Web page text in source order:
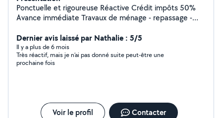
Ponctuelle et rigoureuse Réactive Crédit impôts 50%
Avance immédiate Travaux de ménage - repassage -
Dernier avis laissé par Nathalie : 5/5
Il y a plus de 6 mois
Très réactif, mais je n’ai pas donné suite peut-être une
prochaine fois
Voir le profil Contacter